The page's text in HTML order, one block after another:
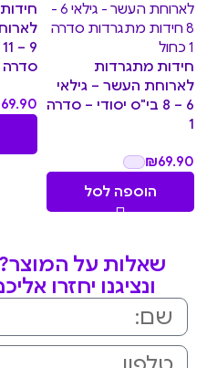
חידות מתגרדות
לארוחת העשר – גילאי
6 – 8 בי"ס יסודי – סדרה
1
₪69.90
הוספה לסל
סדרה 1
69.90
שאלות על
ונציגנו יחזרו